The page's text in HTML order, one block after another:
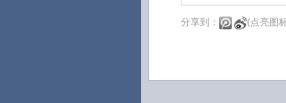
分享到： (点亮图